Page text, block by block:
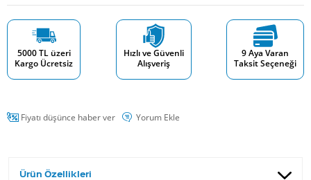
5000 TL üzeri
Kargo Ücretsiz
Hızlı ve Güvenli
Alışveriş
9 Aya Varan
Taksit Seçeneği
Fiyatı düşünce haber ver Yorum Ekle
Ürün Özellikleri